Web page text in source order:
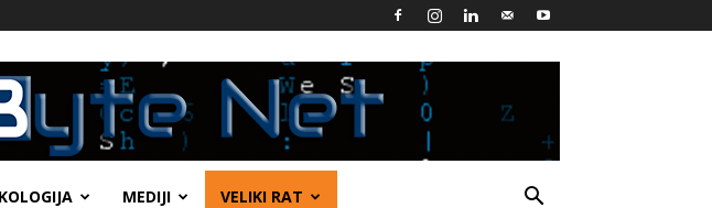
MEDIJI VELIKI RAT